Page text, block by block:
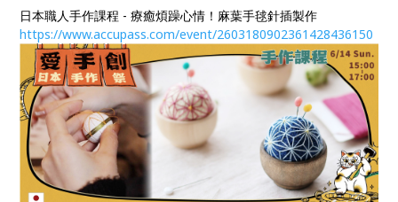
日本職人手作課程 - 療癒煩躁心情！麻葉手毬針插製作
https://www.accupass.com/event/2603180902361428436150